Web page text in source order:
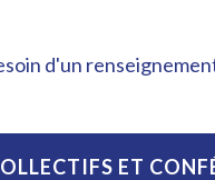
d'un
ET